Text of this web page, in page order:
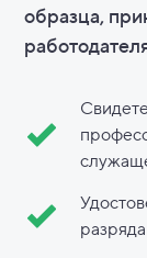
образца,
разряда